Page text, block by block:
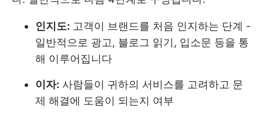
인지도: 고객이 브랜드를 처음 인지하는 단계 -
일반적으로 광고, 블로그 읽기, 입소문 등을 통
해 이루어집니다
이자: 사람들이 귀하의 서비스를 고려하고 문
제 해결에 도움이 되는지 여부